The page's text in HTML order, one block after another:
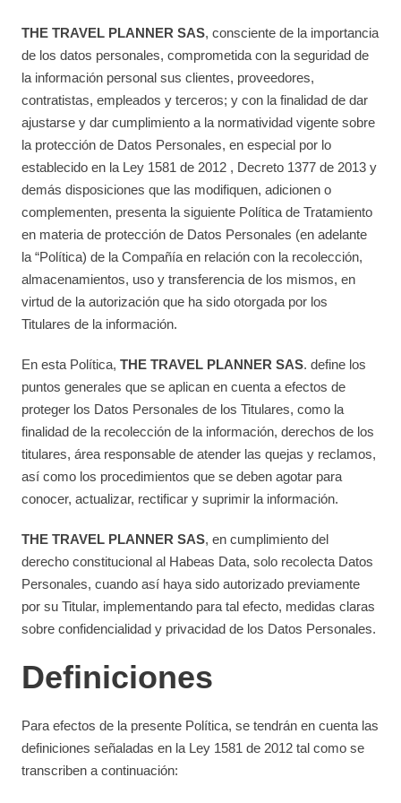
THE TRAVEL PLANNER SAS, consciente de la importancia
de los datos personales, comprometida con la seguridad de
la información personal sus clientes, proveedores,
contratistas, empleados y terceros; y con la finalidad de dar
ajustarse y dar cumplimiento a la normatividad vigente sobre
la protección de Datos Personales, en especial por lo
establecido en la Ley 1581 de 2012 , Decreto 1377 de 2013 y
demás disposiciones que las modifiquen, adicionen o
complementen, presenta la siguiente Política de Tratamiento
en materia de protección de Datos Personales (en adelante
la “Política) de la Compañía en relación con la recolección,
almacenamientos, uso y transferencia de los mismos, en
virtud de la autorización que ha sido otorgada por los
Titulares de la información.
En esta Política,THE TRAVEL PLANNER SAS. define los
puntos generales que se aplican en cuenta a efectos de
proteger los Datos Personales de los Titulares, como la
finalidad de la recolección de la información, derechos de los
titulares, área responsable de atender las quejas y reclamos,
así como los procedimientos que se deben agotar para
conocer, actualizar, rectificar y suprimir la información.
THE TRAVEL PLANNER SAS, en cumplimiento del
derecho constitucional al Habeas Data, solo recolecta Datos
Personales, cuando así haya sido autorizado previamente
por su Titular, implementando para tal efecto, medidas claras
sobre confidencialidad y privacidad de los Datos Personales.
Definiciones
Para efectos de la presente Política, se tendrán en cuenta las
definiciones señaladas en la Ley 1581 de 2012 tal como se
transcriben a continuación: